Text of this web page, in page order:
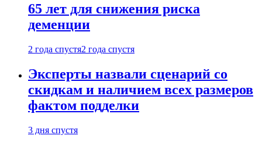
65 лет для снижения риска
деменции
2 года спустя2 года спустя
Эксперты назвали сценарий со
скидкам и наличием всех размеров
фактом подделки
3 дня спустя